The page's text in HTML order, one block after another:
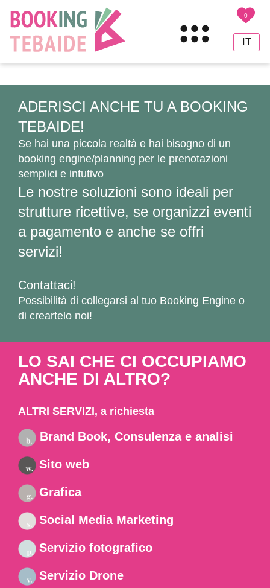
IT
ADERISCI ANCHE TU A BOOKING
TEBAIDE!
Se hai una piccola realtà e hai bisogno di un
booking engine/planning per le prenotazioni
semplici e intutivo
Le nostre soluzioni sono ideali per
strutture ricettive, se organizzi eventi
a pagamento e anche se offri
servizi!
Contattaci!
Possibilità di collegarsi al tuo Booking Engine o
di creartelo noi!
LO SAI CHE CI OCCUPIAMO
ANCHE DI ALTRO?
ALTRI SERVIZI, a richiesta
Brand Book, Consulenza e analisi
Sito web
Grafica
Social Media Marketing
Servizio fotografico
Servizio Drone
0